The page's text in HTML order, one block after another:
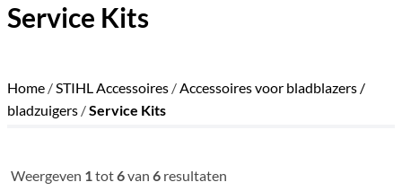
Service Kits
Home /STIHL Accessoires /Accessoires voor bladblazers /
bladzuigers /Service Kits
Weergeven 1tot6van 6 resultaten